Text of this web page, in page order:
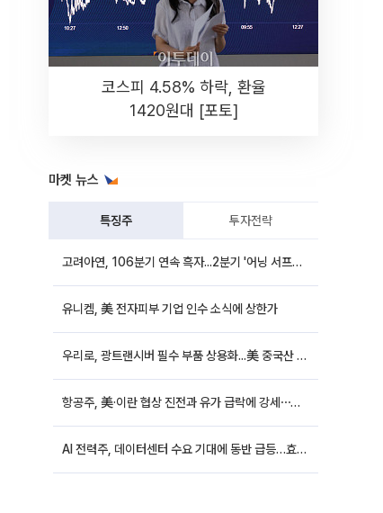
코스피 4.58% 하락, 환율
1420원대 [포토]
마켓 뉴스
특징주 투자전략
고려아연, 106분기 연속 흑자...2분기 '어닝 서프라이즈'에 장 초반 12%대 강세
유니켐, 美 전자피부 기업 인수 소식에 상한가
우리로, 광트랜시버 필수 부품 상용화...美 중국산 퇴출 추진에 상승세
항공주, 美·이란 협상 진전과 유가 급락에 강세⋯한진칼 8%↑
AI 전력주, 데이터센터 수요 기대에 동반 급등…효성중공업 10%↑